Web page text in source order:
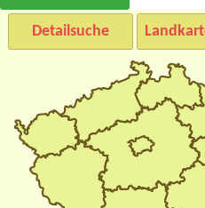
Detailsuche